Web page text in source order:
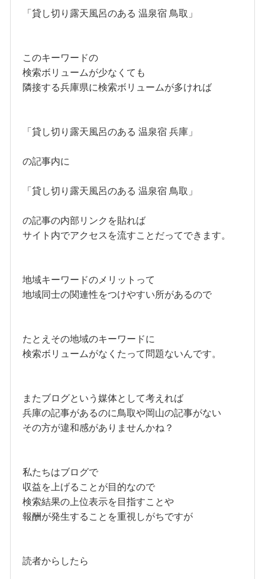
「貸し切り露天風呂のある 温泉宿 鳥取」
このキーワードの
検索ボリュームが少なくても
隣接する兵庫県に検索ボリュームが多ければ
「貸し切り露天風呂のある 温泉宿 兵庫」
の記事内に
「貸し切り露天風呂のある 温泉宿 鳥取」
の記事の内部リンクを貼れば
サイト内でアクセスを流すことだってできます。
地域キーワードのメリットって
地域同士の関連性をつけやすい所があるので
たとえその地域のキーワードに
検索ボリュームがなくたって問題ないんです。
またブログという媒体として考えれば
兵庫の記事があるのに鳥取や岡山の記事がない
その方が違和感がありませんかね？
私たちはブログで
収益を上げることが目的なので
検索結果の上位表示を目指すことや
報酬が発生することを重視しがちですが
読者からしたら